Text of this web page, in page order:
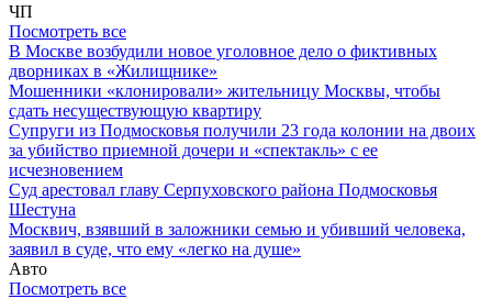
ЧП
Посмотреть все
В Москве возбудили новое уголовное дело о фиктивных
дворниках в «Жилищнике»
Мошенники «клонировали» жительницу Москвы, чтобы
сдать несуществующую квартиру
Супруги из Подмосковья получили 23 года колонии на двоих
за убийство приемной дочери и «спектакль» с ее
исчезновением
Суд арестовал главу Серпуховского района Подмосковья
Шестуна
Москвич, взявший в заложники семью и убивший человека,
заявил в суде, что ему «легко на душе»
Авто
Посмотреть все